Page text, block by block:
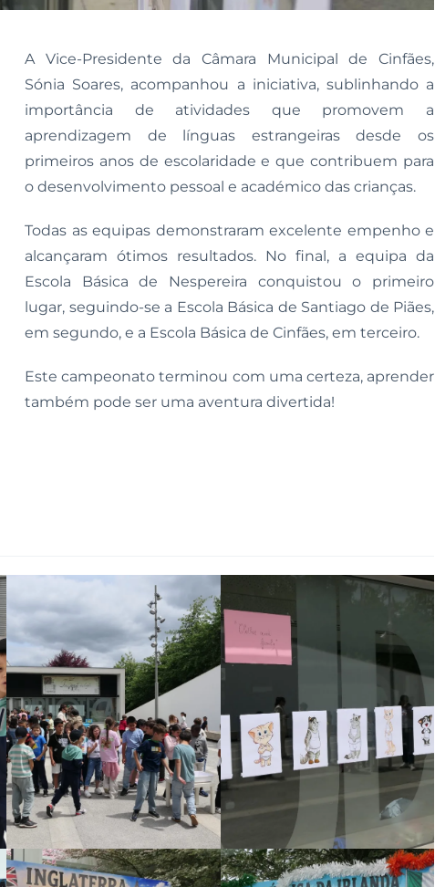
A Vice-Presidente da Câmara Municipal de Cinfães,
Sónia Soares, acompanhou a iniciativa, sublinhando a
importância de atividades que promovem a
aprendizagem de línguas estrangeiras desde os
primeiros anos de escolaridade e que contribuem para
o desenvolvimento pessoal e académico das crianças.
Todas as equipas demonstraram excelente empenho e
alcançaram ótimos resultados. No final, a equipa da
Escola Básica de Nespereira conquistou o primeiro
lugar, seguindo-se a Escola Básica de Santiago de Piães,
em segundo, e a Escola Básica de Cinfães, em terceiro.
Este campeonato terminou com uma certeza, aprender
também pode ser uma aventura divertida!
Ampliar Ampliar